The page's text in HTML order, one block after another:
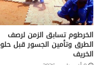
الخرطوم تسابق الزمن لرصف
الطرق وتأمين الجسور قبل
الخريف